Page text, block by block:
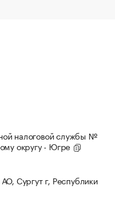
налоговой службы №
округу - Югре
Сургут г, Республики